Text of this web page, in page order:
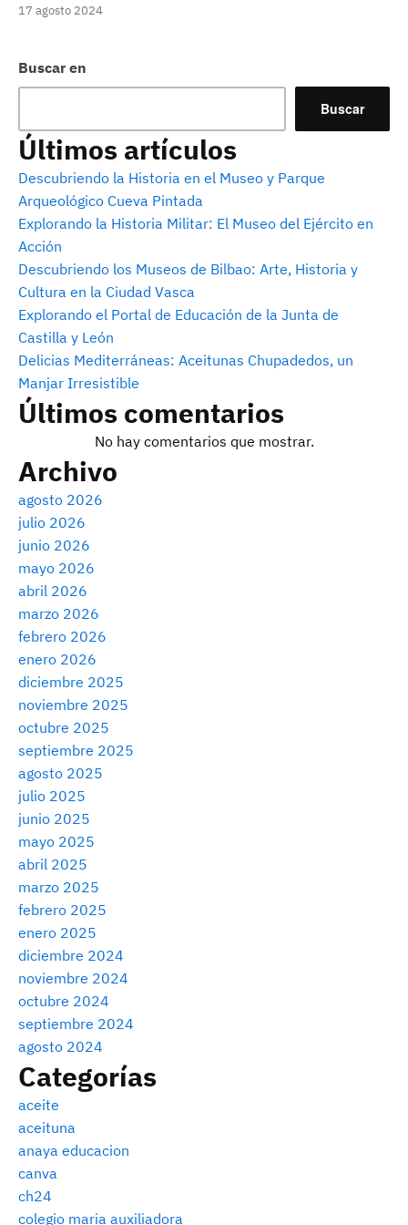
Buscar en
Buscar
Últimos artículos
Descubriendo la Historia en el Museo y Parque
Arqueológico Cueva Pintada
Explorando la Historia Militar: El Museo del Ejército en
Acción
Descubriendo los Museos de Bilbao: Arte, Historia y
Cultura en la Ciudad Vasca
Explorando el Portal de Educación de la Junta de
Castilla y León
Delicias Mediterráneas: Aceitunas Chupadedos, un
Manjar Irresistible
Últimos comentarios
No hay comentarios que mostrar.
Archivo
agosto 2026
julio 2026
junio 2026
mayo 2026
abril 2026
marzo 2026
febrero 2026
enero 2026
diciembre 2025
noviembre 2025
octubre 2025
septiembre 2025
agosto 2025
julio 2025
junio 2025
mayo 2025
abril 2025
marzo 2025
febrero 2025
enero 2025
diciembre 2024
noviembre 2024
octubre 2024
septiembre 2024
agosto 2024
Categorías
aceite
aceituna
anaya educacion
canva
ch24
colegio maria auxiliadora
17 agosto 2024